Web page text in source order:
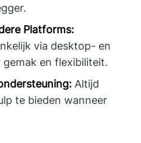
Platforms:
via desktop- en
en flexibiliteit.
Altijd
te bieden wanneer